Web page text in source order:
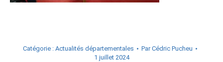
Catégorie : Actualités départementales ParCédric Pucheu
1 juillet 2024